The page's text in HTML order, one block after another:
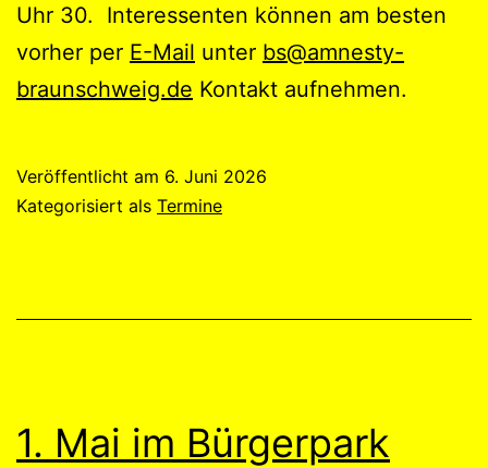
Uhr 30. Interessenten können am besten
vorher per E-Mail unter bs@amnesty-
braunschweig.de Kontakt aufnehmen.
Veröffentlicht am 6. Juni 2026
Kategorisiert als Termine
1. Mai im Bürgerpark